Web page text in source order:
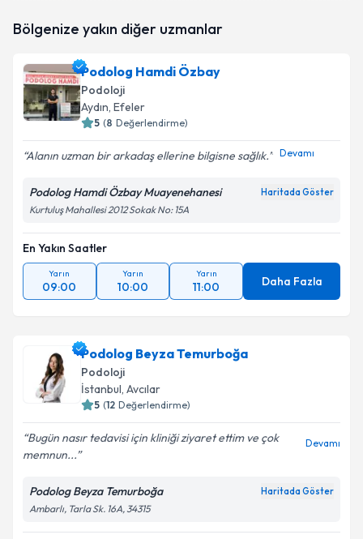
oluşturun. Size bu uzmandan randevu almanız için bir
E-posta Adresiniz
Kişisel verilerimin işlenmesine ilişkinAydınlatma
kapsamda işlenmesini kabul ediyorum.
Bölgenize yakın diğer uzmanlar
Podolog Hamdi Özbay
Podoloji
Aydın, Efeler
5 (8 Değerlendirme)
Alanın uzman bir arkadaş ellerine bilgisne sağlık. Devamı
Podolog Hamdi Özbay Muayenehanesi Haritada Göster
Kurtuluş Mahallesi 2012 Sokak No: 15A
En Yakın Saatler
Yarın
09:00
Yarın
10:00
Yarın
11:00 Daha Fazla
Podolog Beyza Temurboğa
Podoloji
İstanbul, Avcılar
5 (12 Değerlendirme)
Bugün nasır tedavisi için kliniği ziyaret ettim ve çok
memnun...
Devamı
Podolog Beyza Temurboğa Haritada Göster
Ambarlı, Tarla Sk. 16A, 34315